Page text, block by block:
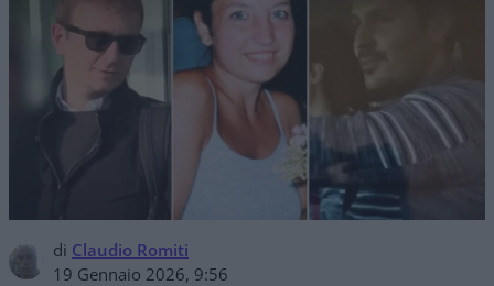
di Claudio Romiti
19 Gennaio 2026, 9:56